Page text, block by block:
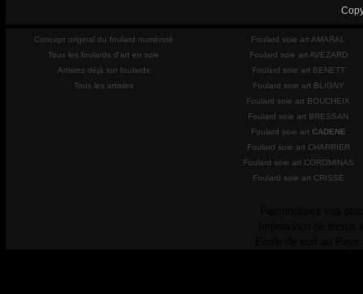
Concept original du foulard numéroté
Tous les foulards d'art en soie
Artistes déjà sur foulards
Tous les artistes
Foulard soie art AMARAL
Foulard soie art AVEZARD
Foulard soie art BENETT
Foulard soie art BLIGNY
Foulard soie art BOUCHEIX
Foulard soie art BRESSAN
Foulard soie art CADENE
Foulard soie art CHARRIER
Foulard soie art COROMINAS
Foulard soie art CRISSE